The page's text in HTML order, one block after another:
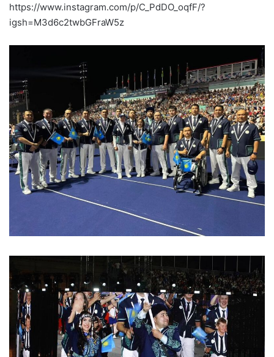
https://www.instagram.com/p/C_PdDO_oqfF/?
igsh=M3d6c2twbGFraW5z